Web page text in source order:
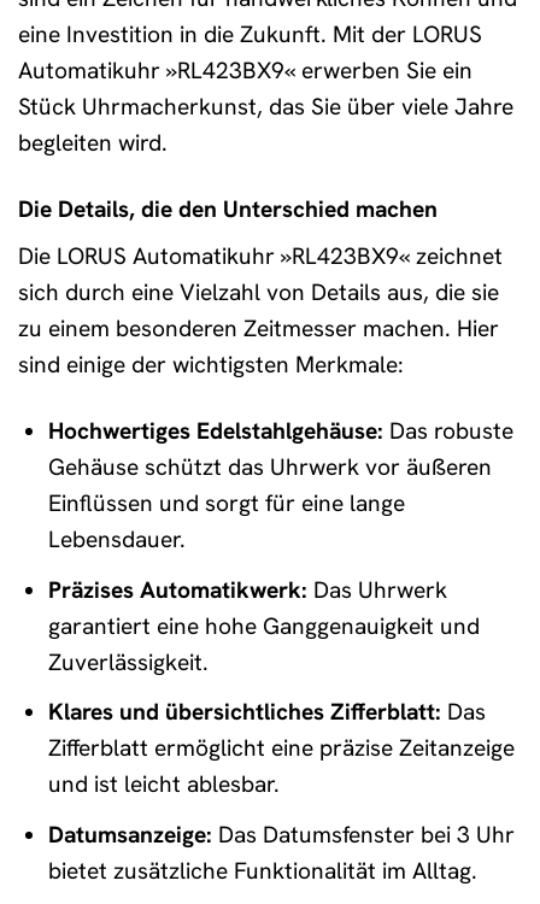
eine Investition in die Zukunft. Mit der LORUS
Automatikuhr »RL423BX9« erwerben Sie ein
Stück Uhrmacherkunst, das Sie über viele Jahre
begleiten wird.
Die Details, die den Unterschied machen
Die LORUS Automatikuhr »RL423BX9« zeichnet
sich durch eine Vielzahl von Details aus, die sie
zu einem besonderen Zeitmesser machen. Hier
sind einige der wichtigsten Merkmale:
Hochwertiges Edelstahlgehäuse: Das robuste
Gehäuse schützt das Uhrwerk vor äußeren
Einflüssen und sorgt für eine lange
Lebensdauer.
Präzises Automatikwerk: Das Uhrwerk
garantiert eine hohe Ganggenauigkeit und
Zuverlässigkeit.
Klares und übersichtliches Zifferblatt: Das
Zifferblatt ermöglicht eine präzise Zeitanzeige
und ist leicht ablesbar.
Datumsanzeige: Das Datumsfenster bei 3 Uhr
bietet zusätzliche Funktionalität im Alltag.